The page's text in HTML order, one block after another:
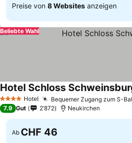
Preise von 8 Websites anzeigen
Beliebte Wahl
4 Sterne Hotel Bequemer Zugang zum S-
Hotel Schloss
7.9 Gut 2’872 Neukirchen
Ab CHF 46